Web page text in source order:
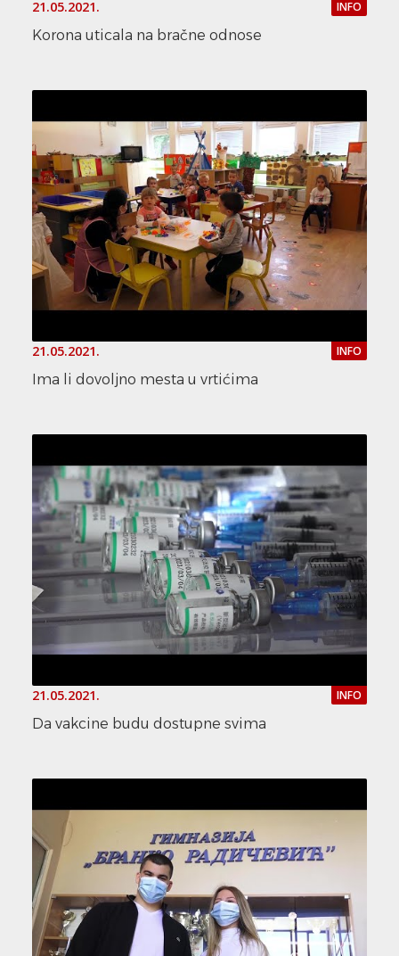
21.05.2021. INFO
Korona uticala na bračne odnose
21.05.2021. INFO
Ima li dovoljno mesta u vrtićima
21.05.2021. INFO
Da vakcine budu dostupne svima